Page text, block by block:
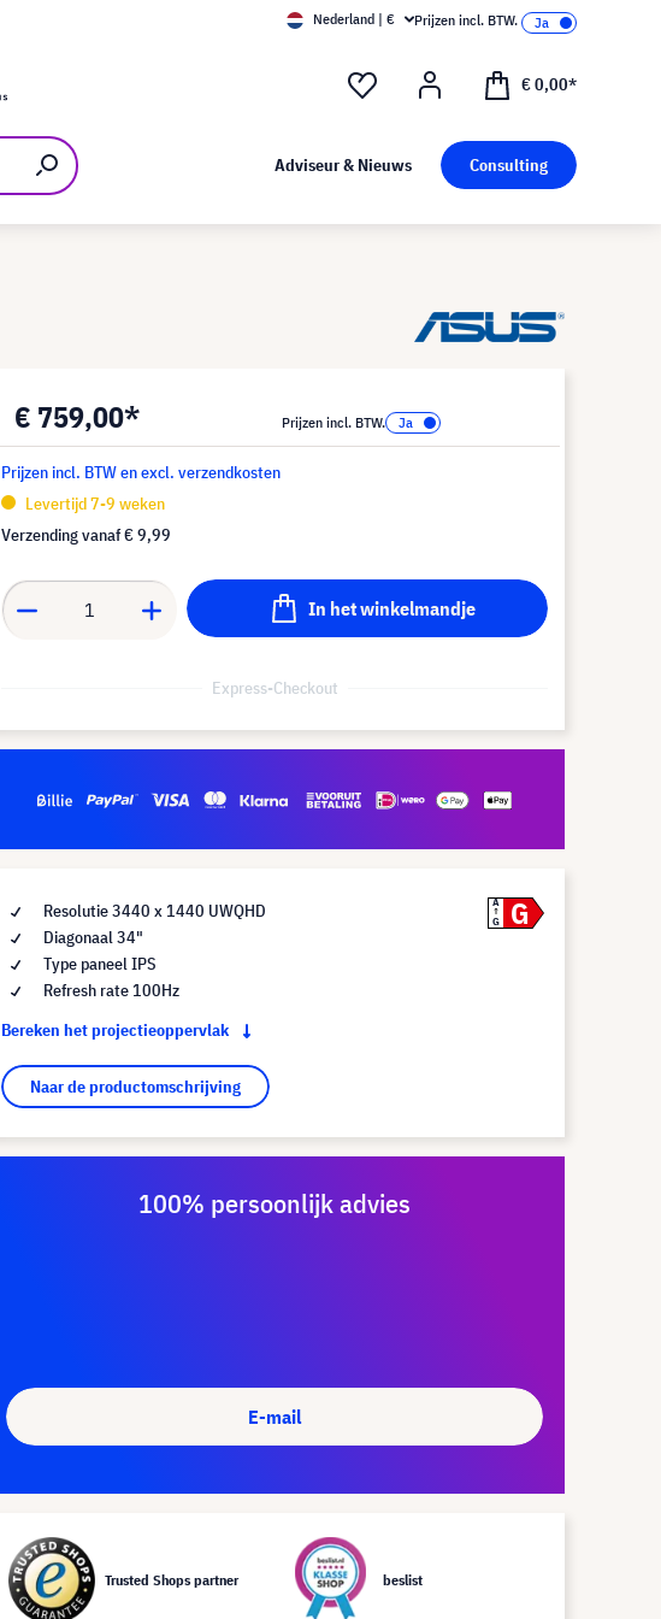
Nederland | € Prijzen incl. BTW.
€ 0,00*
Adviseur & Nieuws Consulting
€ 759,00* Prijzen incl. BTW.
Prijzen incl. BTW en excl. verzendkosten
Levertijd 7-9 weken
Verzending vanaf€ 9,99
In het winkelmandje
Express-Checkout
Resolutie 3440 x 1440 UWQHD
Diagonaal 34"
Type paneel IPS
Refresh rate 100Hz
Bereken het projectieoppervlak
Naar de productomschrijving
A
G
G
100% persoonlijk advies
E-mail
Trusted Shops partner beslist